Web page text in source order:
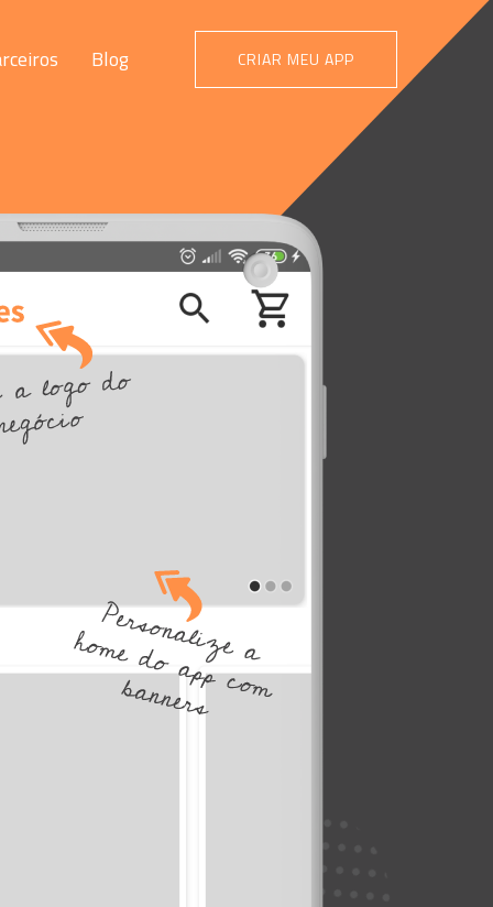
Blog CRIAR MEU APP